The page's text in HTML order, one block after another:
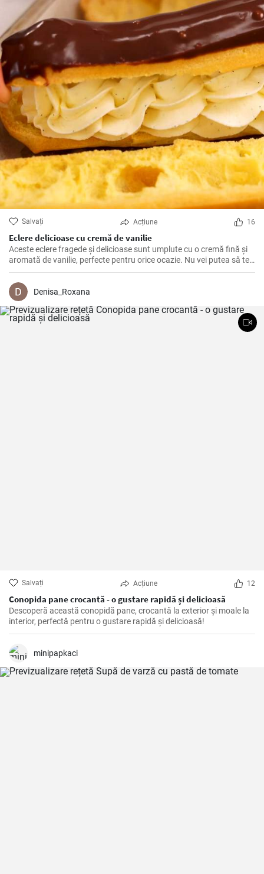
Salvați Acțiune 16
Eclere delicioase cu cremă de vanilie
Aceste eclere fragede și delicioase sunt umplute cu o cremă fină și
aromată de vanilie, perfecte pentru orice ocazie. Nu vei putea să te
oprești la un singur ecler!
Denisa_Roxana
Salvați Acțiune 12
Conopida pane crocantă - o gustare rapidă și delicioasă
Descoperă această conopidă pane, crocantă la exterior și moale la
interior, perfectă pentru o gustare rapidă și delicioasă!
minipapkaci